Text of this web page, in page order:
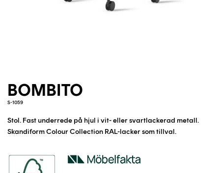
BOMBITO
S-1059
Stol. Fast underrede på hjul i vit- eller svartlackerad metall.
Skandiform Colour Collection RAL-lacker som tillval.